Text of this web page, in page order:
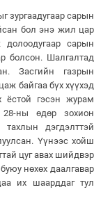
зургаадугаар сарын
бол энэ жил цар
долоодугаар сарын
болсон. Шалгалтад
Засгийн газрын
байгаа бүх хүүхэд
ёстой гэсэн журам
ны өдөр зохион
дэгдэлттэй
Үүнээс хойш
цуг авах шийдвэр
нөхөх даалгавар
их шаарддаг тул